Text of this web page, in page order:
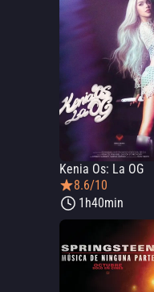
Kenia Os: La OG
8.6/10
1h40min